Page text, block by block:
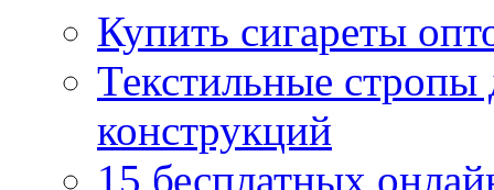
Купить сигареты
Текстильные
конструкций
15 бесплатных